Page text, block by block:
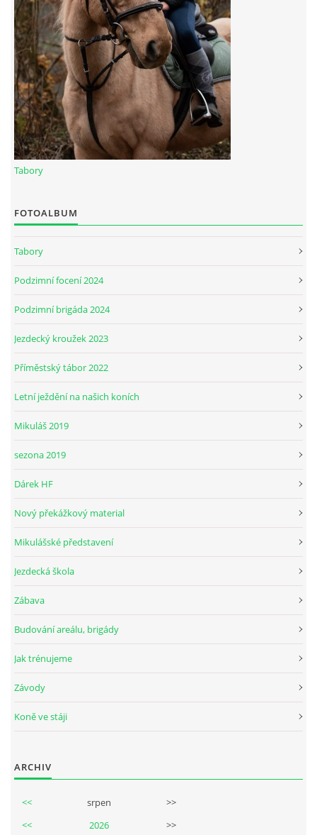
DNE 17.11.2023 KROUŽEK JEZDECTVÍ NENÍ
DĚKUJEME MĚSTU RYCHVALD ZA DOTACI V ROCE 2023
NABÍZÍME BRIGÁDU U NÁS VE STÁJI. PRO BLIŽŠÍ INFO
VOLEJTE 604265192
DĚKUJEME ZA PODPORU ČESKÉ UNIÍ SPORTU
PÁTEČNÍ KROUŽEK " ŠKOLA JEZDECTVÍ " BUDE ZAHÁJEN
ČLENOVÉ JK CABALLERO Z RYCHVALDU
PODZIMNÍ BRIGÁDA 4.10.2025
Tabory
FOTOALBUM
Tabory
Podzimní focení 2024
Podzimní brigáda 2024
Jezdecký kroužek 2023
Příměstský tábor 2022
Letní ježdění na našich koních
Mikuláš 2019
sezona 2019
Dárek HF
Nový překážkový material
Mikulášské představení
Jezdecká škola
Zábava
Budování areálu, brigády
Jak trénujeme
Závody
Koně ve stáji
ARCHIV
<< srpen
>>
<<
2026 >>